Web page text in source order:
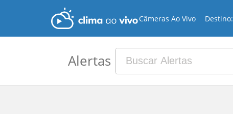
Câmeras Ao Vivo Destino:
Alertas